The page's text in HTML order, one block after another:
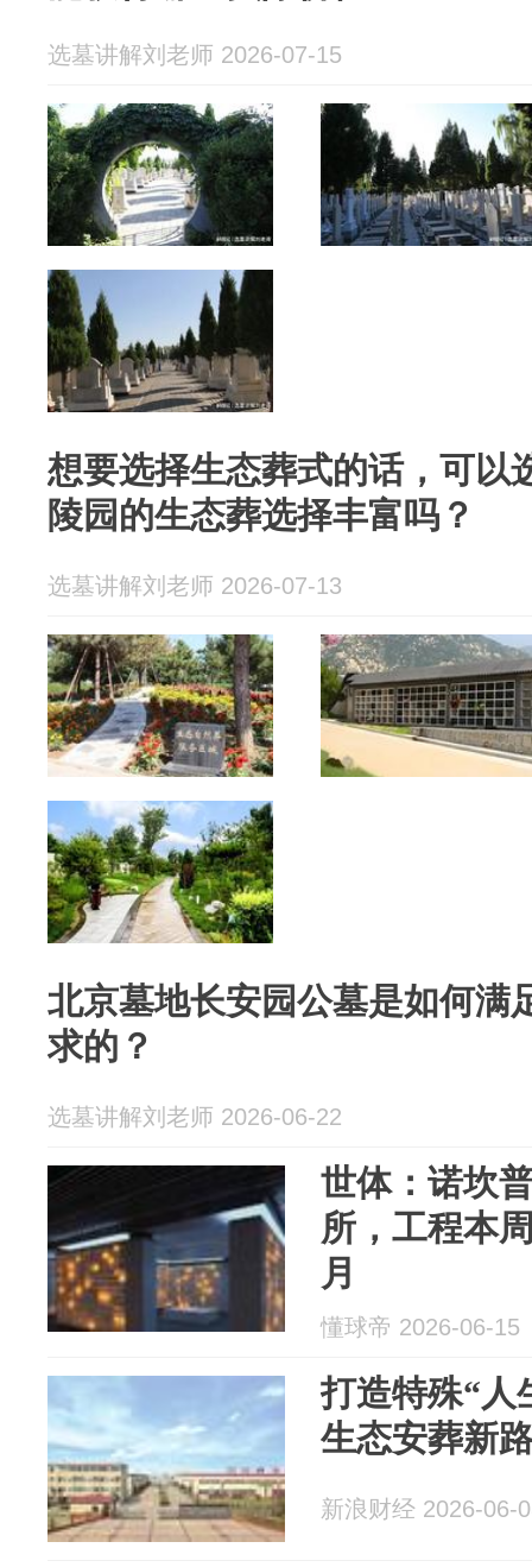
选墓讲解刘老师 2026-07-15
想要选择生态葬式的话，可以
陵园的生态葬选择丰富吗？
选墓讲解刘老师 2026-07-13
北京墓地长安园公墓是如何满
求的？
选墓讲解刘老师 2026-06-22
世体：诺坎
所，工程本
月
懂球帝 2026-06-15
打造特殊“人
生态安葬新
新浪财经 2026-06-